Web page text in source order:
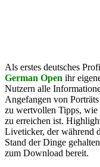
Als erstes deutsches
German Open ihr
Nutzern alle
Angefangen von
zu wertvollen Tipps, wie
zu erreichen ist.
Liveticker, der während
Stand der Dinge
zum Download bereit.